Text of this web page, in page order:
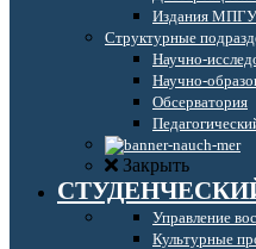
Издания МПГУ
Структурные
Научно-
Научно-
Обсерватория
Закрыть
Управление
Культурные